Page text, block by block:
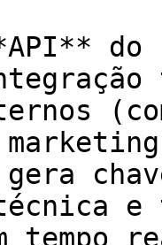
do
técnica
tempo